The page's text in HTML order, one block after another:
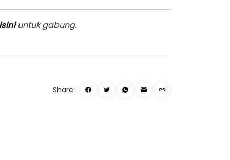
untuk gabung.
Share: